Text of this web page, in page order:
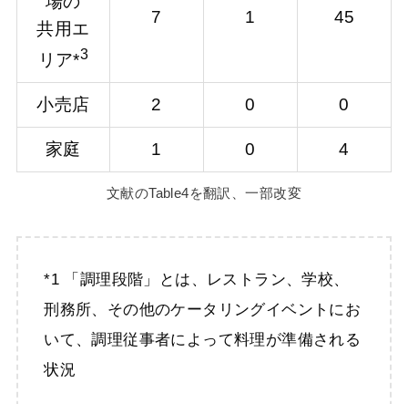
共用エ
リア*3
7 1 45
小売店 2 0 0
家庭 1 0 4
文献のTable4を翻訳、一部改変
*1 「調理段階」とは、レストラン、学校、
刑務所、その他のケータリングイベントにお
いて、調理従事者によって料理が準備される
状況